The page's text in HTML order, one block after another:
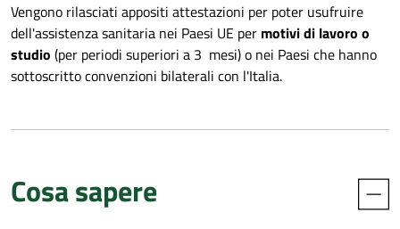
Vengono rilasciati appositi attestazioni per poter usufruire
dell'assistenza sanitaria nei Paesi UE per motivi di lavoro o
studio (per periodi superiori a 3 mesi) o nei Paesi che hanno
sottoscritto convenzioni bilaterali con l'Italia.
Cosa sapere